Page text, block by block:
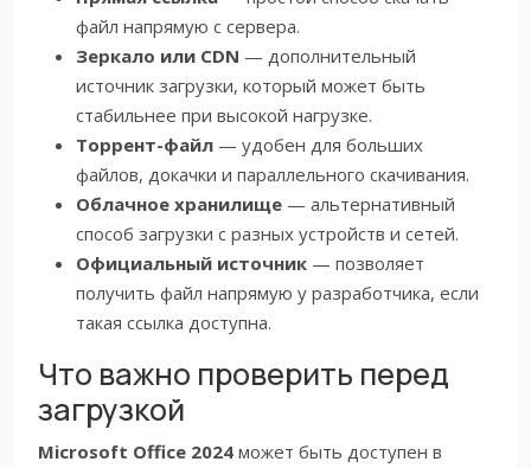
файл напрямую с сервера.
Зеркало или CDN — дополнительный
источник загрузки, который может быть
стабильнее при высокой нагрузке.
Торрент-файл — удобен для больших
файлов, докачки и параллельного скачивания.
Облачное хранилище — альтернативный
способ загрузки с разных устройств и сетей.
Официальный источник — позволяет
получить файл напрямую у разработчика, если
такая ссылка доступна.
Что важно проверить перед
загрузкой
Microsoft Office 2024 может быть доступен в